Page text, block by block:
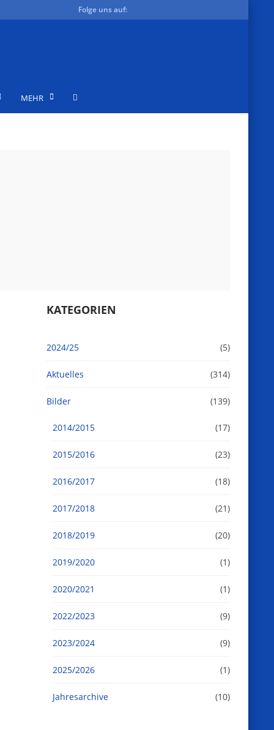
Folge uns auf:
MEHR
KATEGORIEN
2024/25 (5)
Aktuelles (314)
Bilder (139)
2014/2015 (17)
2015/2016 (23)
2016/2017 (18)
2017/2018 (21)
2018/2019 (20)
2019/2020 (1)
2020/2021 (1)
2022/2023 (9)
2023/2024 (9)
2025/2026 (1)
Jahresarchive (10)